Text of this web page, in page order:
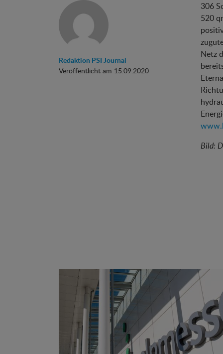
Redaktion PSI Journal
Veröffentlicht am 15.09.2020
306
520
Netz
Bild: